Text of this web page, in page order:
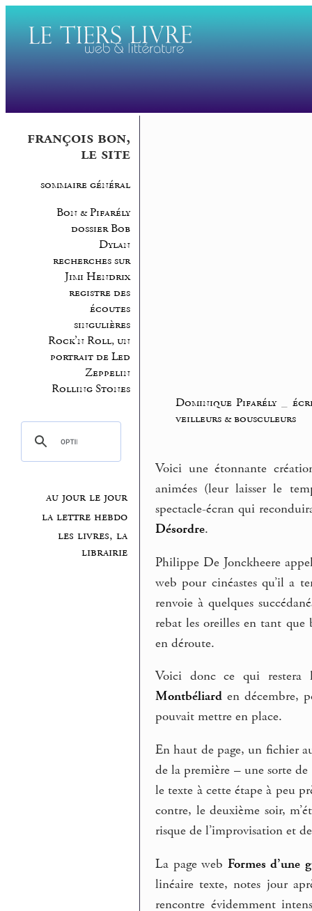
françois bon,
le site
sommaire général
Bon & Pifarély
dossier Bob
Dylan
recherches sur
Jimi Hendrix
registre des
écoutes
singulières
Rock’n Roll, un
portrait de Led
Zeppelin
Rolling Stones
au jour le jour
la lettre hebdo
les livres, la
librairie
Dominique Pifarély_
veilleurs & bousculeurs
Voici une étonnante
animées (leur laisser le
spectacle-écran qui
Désordre.
Philippe De Jonckheere
web pour cinéastes qu’il a
renvoie à quelques
rebat les oreilles en tant que
en déroute.
Voici donc ce qui
Montbéliard en décembre,
pouvait mettre en place.
En haut de page, un fichier
de la première – une sorte
le texte à cette étape à peu
contre, le deuxième soir,
risque de l’improvisation et
La page web Formes d’une
linéaire texte, notes jour
rencontre évidemment